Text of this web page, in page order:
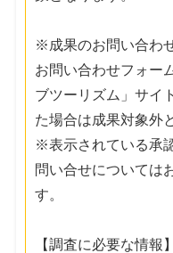
※成果のお問い合わ
お問い合わせフォー
ブツーリズム」サイ
た場合は成果対象外
※表示されている承
問い合せについては
す。
【調査に必要な情報